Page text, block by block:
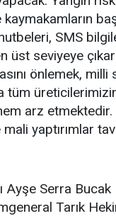
SMS
üst seviyeye
önlemek,
üreticilerimizin
arz etmektedir.
yaptırımlar
Serra Bucak
Tarık